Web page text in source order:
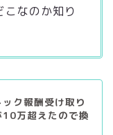
こなのか知り
ック報酬受け取り
万超えたので換